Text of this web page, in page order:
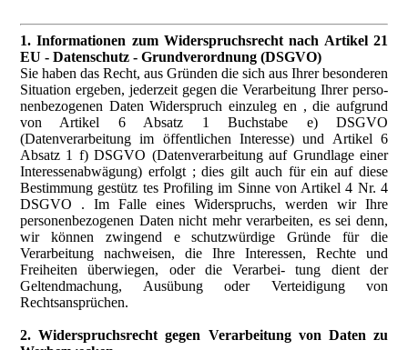
1. Informationen zum Widerspruchsrecht nach Artikel 21
EU - Datenschutz - Grundverordnung (DSGVO)
Sie haben das Recht, aus Gründen die sich aus Ihrer besonderen
Situation ergeben, jederzeit gegen die Verarbeitung Ihrer perso-
nenbezogenen Daten Widerspruch einzuleg en , die aufgrund
von Artikel 6 Absatz 1 Buchstabe e) DSGVO
(Datenverarbeitung im öffentlichen Interesse) und Artikel 6
Absatz 1 f) DSGVO (Datenverarbeitung auf Grundlage einer
Interessenabwägung) erfolgt ; dies gilt auch für ein auf diese
Bestimmung gestütz tes Profiling im Sinne von Artikel 4 Nr. 4
DSGVO . Im Falle eines Widerspruchs, werden wir Ihre
personenbezogenen Daten nicht mehr verarbeiten, es sei denn,
wir können zwingend e schutzwürdige Gründe für die
Verarbeitung nachweisen, die Ihre Interessen, Rechte und
Freiheiten überwiegen, oder die Verarbei- tung dient der
Geltendmachung, Ausübung oder Verteidigung von
Rechtsansprüchen.
2. Widerspruchsrecht gegen Verarbeitung von Daten zu